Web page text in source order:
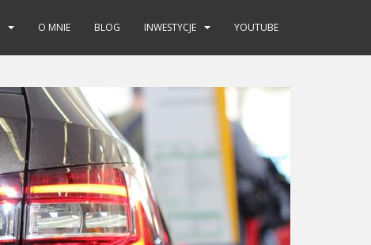
O MNIE BLOG INWESTYCJE YOUTUBE